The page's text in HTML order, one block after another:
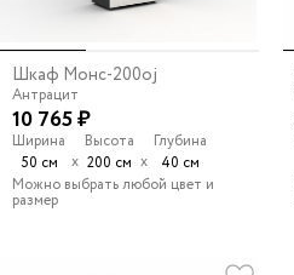
Шкаф Монс-200oj
Антрацит
10 765 ₽
Ширина
50 см
х
Высота
200 см х
Глубина
40 см
Можно выбрать любой цвет и
размер